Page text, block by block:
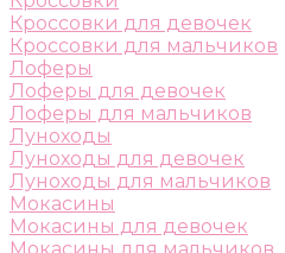
Кроссовки для девочек
Кроссовки для мальчиков
Лоферы
Лоферы для девочек
Лоферы для мальчиков
Луноходы
Луноходы для девочек
Луноходы для мальчиков
Мокасины
Мокасины для девочек